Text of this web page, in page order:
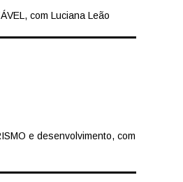
com Luciana Leão
e desenvolvimento, com